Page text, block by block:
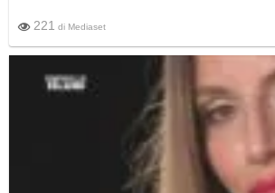
221 di Mediaset